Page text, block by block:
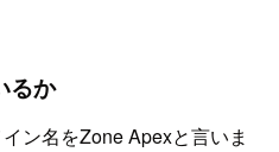
るか
ン名をZone Apexと言いま